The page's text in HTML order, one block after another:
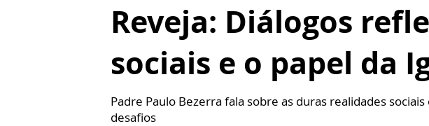
Reveja: Diálogos
sociais e o papel da
Padre Paulo Bezerra fala sobre as duras realidades
desafios